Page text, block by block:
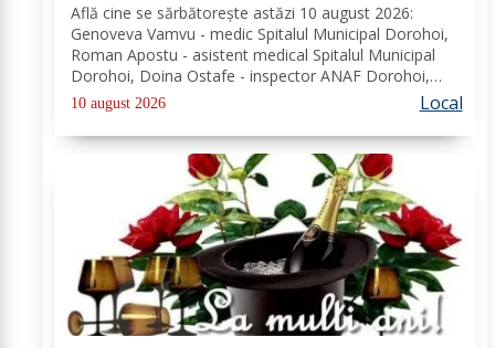
Află cine se sărbătoreşte astăzi 10 august 2026:
Genoveva Vamvu - medic Spitalul Municipal Dorohoi,
Roman Apostu - asistent medical Spitalul Municipal
Dorohoi, Doina Ostafe - inspector ANAF Dorohoi,
Marina Ludmila Pogoreanu - medic de familie
Dorohoi, Beatrice Tiron - profesor Seminarul
Teologic...
10 august 2026 Local